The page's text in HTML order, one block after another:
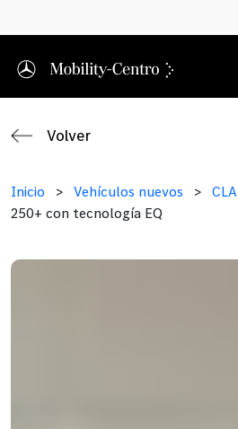
Volver
Inicio > Vehículos nuevos > CLA
250+ con tecnología EQ